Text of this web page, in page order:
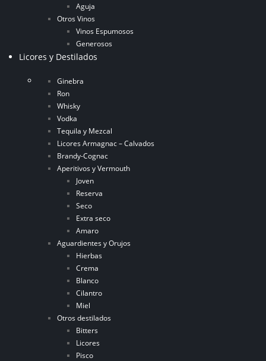
Aguja
Otros Vinos
Vinos Espumosos
Generosos
Licores y Destilados
Ginebra
Ron
Whisky
Vodka
Tequila y Mezcal
Licores Armagnac – Calvados
Brandy-Cognac
Aperitivos y Vermouth
Joven
Reserva
Seco
Extra seco
Amaro
Aguardientes y Orujos
Hierbas
Crema
Blanco
Cilantro
Miel
Otros destilados
Bitters
Licores
Pisco